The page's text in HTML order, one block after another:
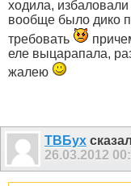
ходила,
вообще было дико
требовать
еле выцарапала,
жалею
ТВБух
26.03.2012